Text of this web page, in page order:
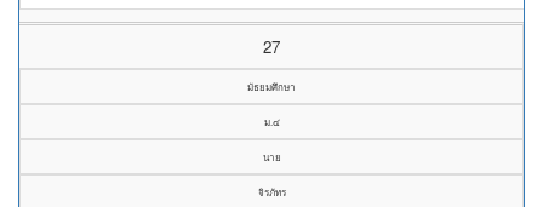
27
มัธยมศึกษา
ม.๔
นาย
จิรภัทร